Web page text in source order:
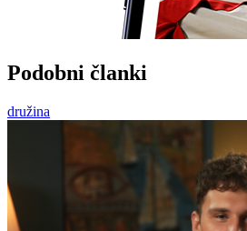
Podobni članki
družina